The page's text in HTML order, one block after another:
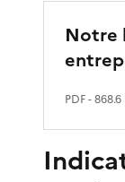
Notre
PDF-